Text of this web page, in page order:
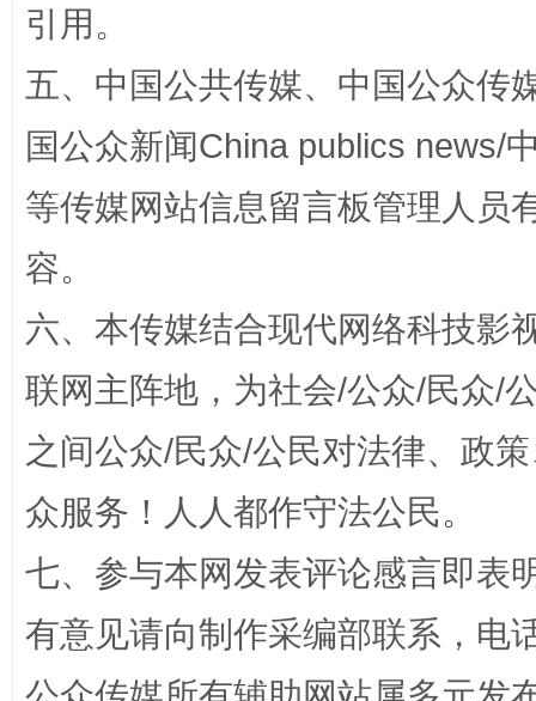
“蜀中异人”王建安的艺术幻境
引用。
五、中国公共传媒、中国公众传
国公众新闻China publics news/
等传媒网站信息留言板管理人员
容。
六、本传媒结合现代网络科技影
联网主阵地，为社会/公众/民众/
之间公众/民众/公民对法律、政
众服务！人人都作守法公民。
七、参与本网发表评论感言即表
有意见请向制作采编部联系，电